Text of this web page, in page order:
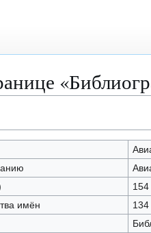
154
имён
134